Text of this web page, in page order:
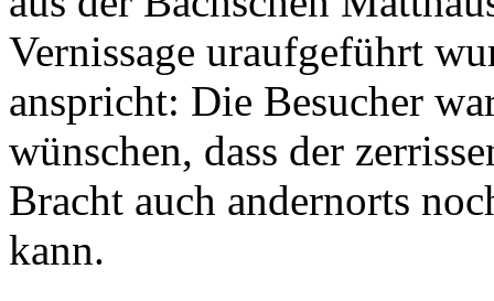
Vernissage uraufgeführt
anspricht: Die Besucher
wünschen, dass der
Bracht auch andernorts
kann.